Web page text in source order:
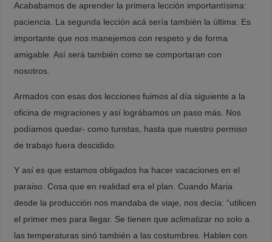
Acababamos de aprender la primera lección importantísima:
paciencia. La segunda lección acá sería también la última: Es
importante que nos manejemos con respeto y de forma
amigable. Así será también como se comportaran con
nosotros.
Armados con esas dos lecciones fuimos al día siguiente a la
oficina de migraciones y así lográbamos un paso más. Nos
podíamos quedar- como turistas, hasta que nuestro permiso
de trabajo fuera descidido.
Y así es que estamos obligados ha hacer vacaciones en el
paraiso. Cosa que en realidad era el plan. Cuando Maria
desde la producción nos mandaba de viaje, nos decía: “utilicen
el primer mes para llegar. Se tienen que aclimatizar no solo a
las temperaturas sinó también a las costumbres. Hablen con